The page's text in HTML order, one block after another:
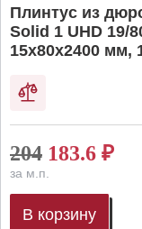
Плинтус из
Solid 1 UHD 19/
15х80х2400 мм,
204 183.6 ₽
за м.п.
В корзину